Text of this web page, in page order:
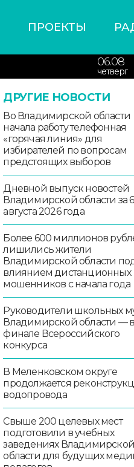
ПРОЕКТЫ
06.08
четверг
ДРУГИЕ НОВОСТИ
Во Владимирской области
начала работу телефонная
«горячая линия» для
избирателей по вопросам
предстоящих выборов
Дневной выпуск новостей
Владимирской области за 6
августа 2026 года
Более 600 миллионов
лишились жители
Владимирской области
влиянием дистанционных
мошенников с начала года
Руководители школьных
Владимирской области —
финале Всероссийского
конкурса
В Меленковском округе
продолжается
водопровода
Свыше 200 целевых мест
подготовили в учебных
заведениях
области для будущих